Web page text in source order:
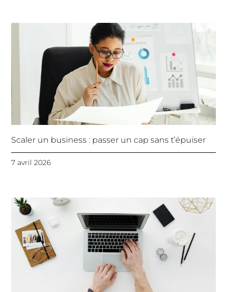
Scaler un business : passer un cap sans t’épuiser
7 avril 2026